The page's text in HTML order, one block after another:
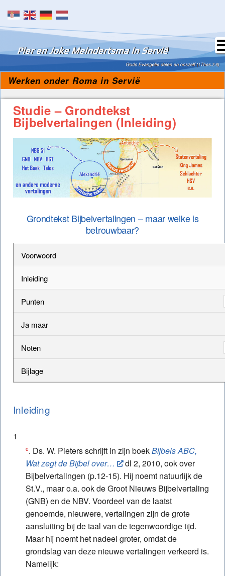
Skip to content
Studie – Grondtekst
Bijbelvertalingen (Inleiding)
Grondtekst Bijbelvertalingen – maar welke is
betrouwbaar?
Voorwoord
Inleiding
Punten
Ja maar
Noten
Bijlage
Inleiding
1
e. Ds. W. Pieters schrijft in zijn boekBijbels ABC,
Wat zegt de Bijbel over…
dl 2, 2010, ook over
Bijbelvertalingen (p.12-15). Hij noemt natuurlijk de
St.V., maar o.a. ook de Groot Nieuws Bijbelvertaling
(GNB) en de NBV. Voordeel van de laatst
genoemde, nieuwere, vertalingen zijn de grote
aansluiting bij de taal van de tegenwoordige tijd.
Maar hij noemt het nadeel groter, omdat de
grondslag van deze nieuwe vertalingen verkeerd is.
Namelijk:
Werken onder Roma in Servië